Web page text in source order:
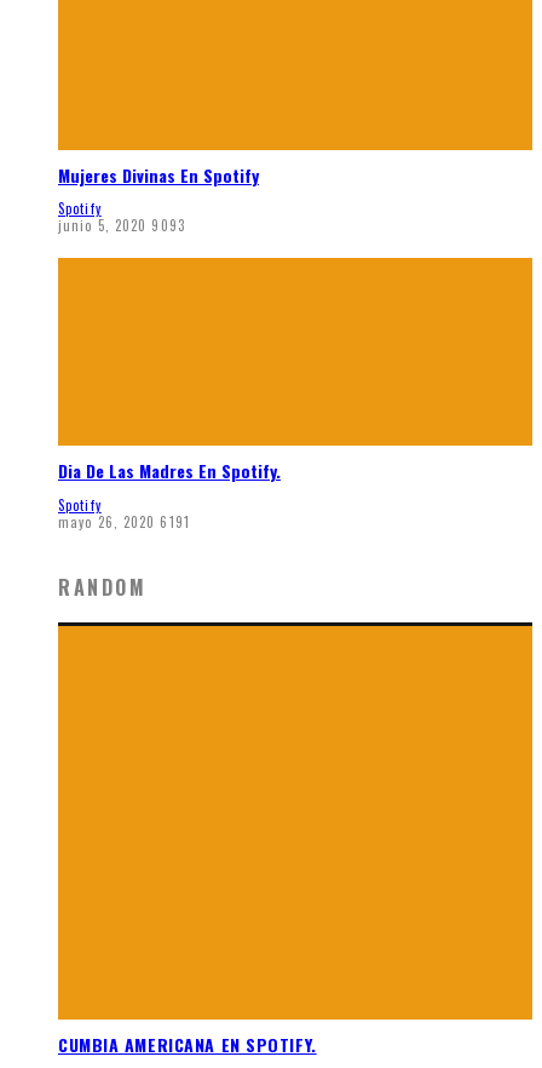
Mujeres Divinas En Spotify
Spotify
junio 5, 2020 9093
Dia De Las Madres En Spotify.
Spotify
mayo 26, 2020 6191
RANDOM
CUMBIA AMERICANA EN SPOTIFY.